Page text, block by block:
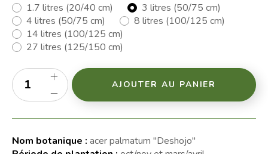
1.7 litres (20/40 cm)
3 litres (50/75 cm)
4 litres (50/75 cm)
8 litres (100/125 cm)
14 litres (100/125 cm)
27 litres (125/150 cm)
AJOUTER AU PANIER
Nom botanique : acer palmatum "Deshojo"